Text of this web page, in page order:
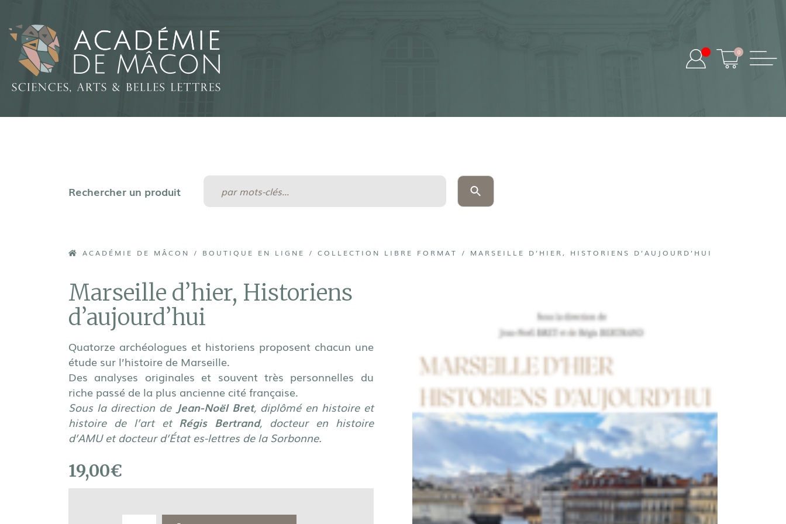
0
ACADÉMIE DE MÂCON / BOUTIQUE EN LIGNE / COLLECTION LIBRE FORMAT / MARSEILLE D’HIER, HISTORIENS D’AUJOURD’HUI
Marseille d’hier, Historiens
d’aujourd’hui
Quatorze archéologues et historiens proposent chacun une
étude sur l’histoire de Marseille.
Des analyses originales et souvent très personnelles du
riche passé de la plus ancienne cité française.
Sous la direction de Jean-Noël Bret, diplômé en histoire et
histoire de l’art et Régis Bertrand, docteur en histoire
d’AMU et docteur d’État es-lettres de la Sorbonne.
19,00€